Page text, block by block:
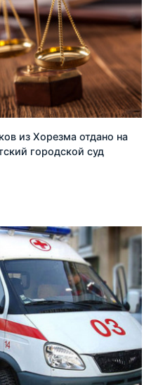
из Хорезма отдано на
городской суд